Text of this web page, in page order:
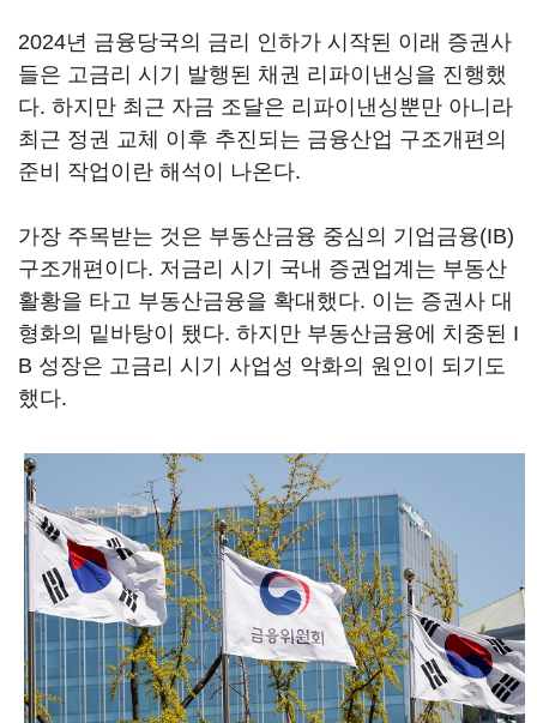
2024년 금융당국의 금리 인하가 시작된 이래 증권사
들은 고금리 시기 발행된 채권 리파이낸싱을 진행했
다. 하지만 최근 자금 조달은 리파이낸싱뿐만 아니라
최근 정권 교체 이후 추진되는 금융산업 구조개편의
준비 작업이란 해석이 나온다.
가장 주목받는 것은 부동산금융 중심의 기업금융(IB)
구조개편이다. 저금리 시기 국내 증권업계는 부동산
활황을 타고 부동산금융을 확대했다. 이는 증권사 대
형화의 밑바탕이 됐다. 하지만 부동산금융에 치중된 I
B 성장은 고금리 시기 사업성 악화의 원인이 되기도
했다.